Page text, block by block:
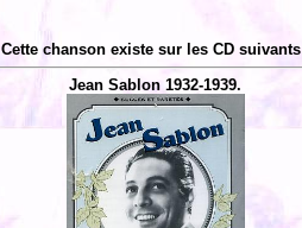
Cette chanson existe sur les CD
Jean Sablon 1932-1939.